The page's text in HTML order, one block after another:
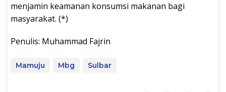
menjamin keamanan konsumsi makanan bagi
masyarakat. (*)
Penulis: Muhammad Fajrin
Mamuju Mbg Sulbar